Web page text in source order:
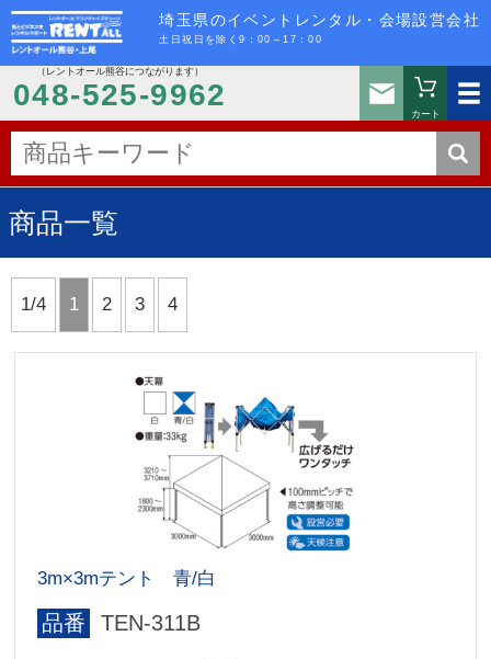
埼玉県のイベントレンタル・会場設営会社
土日祝日を除く9：00～17：00
（レントオール熊谷につながります）
048-525-9962 お問い
カート
商品一覧
1/4 1 2 3 4
3m×3mテント 青/白
品番 TEN-311B